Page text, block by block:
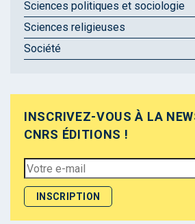
Sciences politiques et sociologie
Sciences religieuses
Société
INSCRIVEZ-VOUS À LA
CNRS ÉDITIONS !